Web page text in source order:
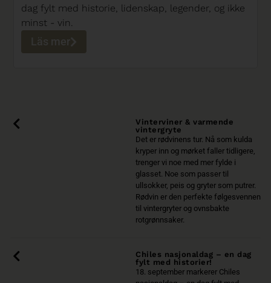
dag fylt med historie, lidenskap, legender, og ikke
minst - vin.
Läs mer
Vinterviner & varmende
vintergryte
Det er rødvinens tur. Nå som kulda
kryper inn og mørket faller tidligere,
trenger vi noe med mer fylde i
glasset. Noe som passer til
ullsokker, peis og gryter som putrer.
Rødvin er den perfekte følgesvennen
til vintergryter og ovnsbakte
rotgrønnsaker.
Chiles nasjonaldag – en dag
fylt med historier!
18. september markerer Chiles